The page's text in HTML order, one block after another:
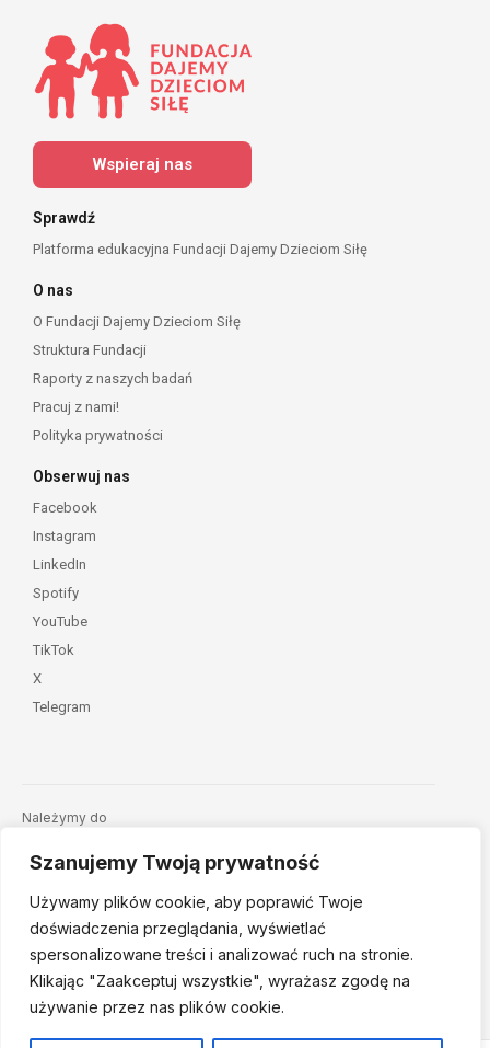
Szanujemy Twoją prywatność
Używamy plików cookie, aby poprawić Twoje
doświadczenia przeglądania, wyświetlać
spersonalizowane treści i analizować ruch na stronie.
Klikając "Zaakceptuj wszystkie", wyrażasz zgodę na
używanie przez nas plików cookie.
Wspieraj nas
Sprawdź
Platforma edukacyjna Fundacji Dajemy Dzieciom Siłę
O nas
O Fundacji Dajemy Dzieciom Siłę
Struktura Fundacji
Raporty z naszych badań
Pracuj z nami!
Polityka prywatności
Obserwuj nas
Facebook
Instagram
LinkedIn
Spotify
YouTube
TikTok
X
Telegram
Należymy do
© 2026 Fundacja Dajemy Dzieciom Siłę • Projekt: nordmind.pl